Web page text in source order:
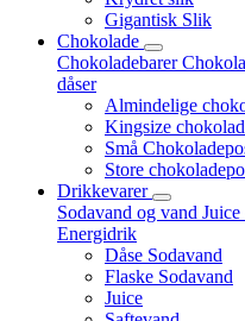
Gigantisk Slik
Chokolade
Chokoladebarer
dåser
Almindelige
Kingsize
Små
Store
Drikkevarer
Sodavand og vand Juice
Energidrik
Dåse Sodavand
Flaske Sodavand
Juice